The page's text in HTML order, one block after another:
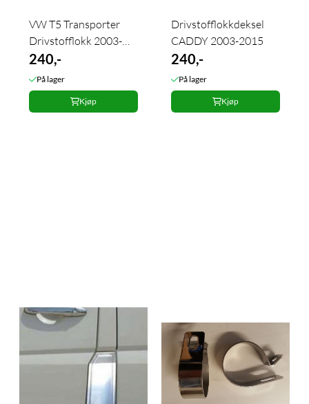
VW T5 Transporter
Drivstofflokk 2003-
2015
240,-
På lager
Kjøp
Drivstofflokkdeksel
CADDY 2003-2015
240,-
På lager
Kjøp